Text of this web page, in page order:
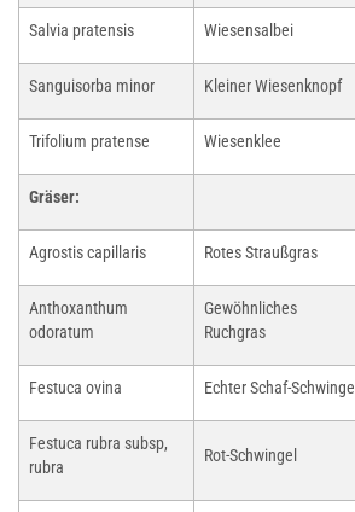
Salvia pratensis Wiesensalbei
Sanguisorba minor Kleiner Wiesenknopf
Trifolium pratense Wiesenklee
Gräser:
Agrostis capillaris Rotes Straußgras
Anthoxanthum
odoratum
Gewöhnliches
Ruchgras
Festuca ovina Echter Schaf-Schwingel
Festuca rubra subsp,
rubra
Rot-Schwingel